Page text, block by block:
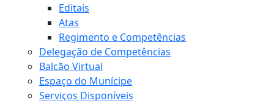
Editais
Atas
Regimento e Competências
Delegação de Competências
Balcão Virtual
Espaço do Munícipe
Serviços Disponíveis